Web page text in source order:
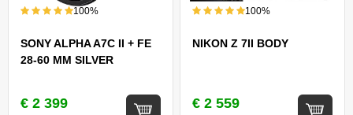
100%
SONY ALPHA A7C II + FE
28-60 MM SILVER
€ 2 399
100%
NIKON Z 7II BODY
€ 2 559